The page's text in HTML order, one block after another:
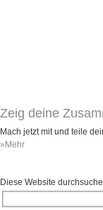
Zeig deine
Mach jetzt mit und teile
»Mehr
Diese Website